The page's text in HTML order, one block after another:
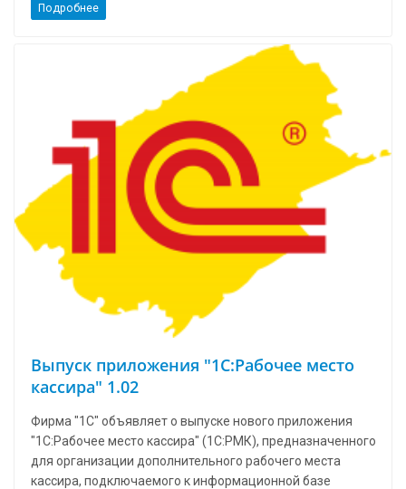
Подробнее
Выпуск приложения "1С:Рабочее место
кассира" 1.02
Фирма "1С" объявляет о выпуске нового приложения
"1С:Рабочее место кассира" (1С:РМК), предназначенного
для организации дополнительного рабочего места
кассира, подключаемого к информационной базе